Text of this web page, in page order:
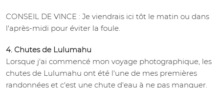
CONSEIL DE VINCE : Je viendrais ici tôt le matin ou dans
l'après-midi pour éviter la foule.
4. Chutes de Lulumahu
Lorsque j'ai commencé mon voyage photographique, les
chutes de Lulumahu ont été l'une de mes premières
randonnées et c'est une chute d'eau à ne pas manquer.